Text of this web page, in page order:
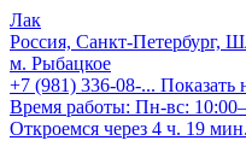
Лак
Россия, Санкт-Петербург,
м. Рыбацкое
+7 (981) 336-08-... Показать
Время работы: Пн-вс:
Откроемся через 4 ч. 19 мин.